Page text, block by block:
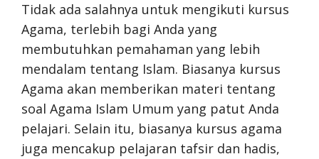
Tidak ada salahnya untuk mengikuti kursus
Agama, terlebih bagi Anda yang
membutuhkan pemahaman yang lebih
mendalam tentang Islam. Biasanya kursus
Agama akan memberikan materi tentang
soal Agama Islam Umum yang patut Anda
pelajari. Selain itu, biasanya kursus agama
juga mencakup pelajaran tafsir dan hadis,